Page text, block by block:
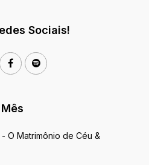
Sociais!
O Matrimônio de Céu &